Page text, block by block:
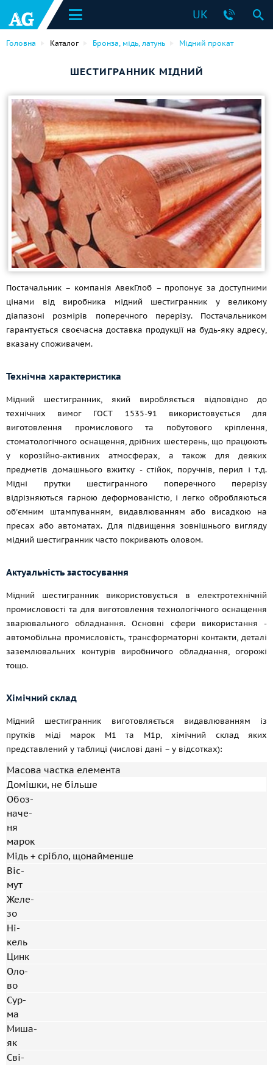
UK
Головна Каталог Бронза, мідь, латунь Мідний прокат
ШЕСТИГРАННИК МІДНИЙ
Постачальник – компанія АвекГлоб – пропонує за доступними
цінами від виробника мідний шестигранник у великому
діапазоні розмірів поперечного перерізу. Постачальником
гарантується своєчасна доставка продукції на будь-яку адресу,
вказану споживачем.
Технічна характеристика
Мідний шестигранник, який виробляється відповідно до
технічних вимог ГОСТ 1535-91 використовується для
виготовлення промислового та побутового кріплення,
стоматологічного оснащення, дрібних шестерень, що працюють
у корозійно-активних атмосферах, а також для деяких
предметів домашнього вжитку - стійок, поручнів, перил і т.д.
Мідні прутки шестигранного поперечного перерізу
відрізняються гарною деформованістю, і легко обробляються
об'ємним штампуванням, видавлюванням або висадкою на
пресах або автоматах. Для підвищення зовнішнього вигляду
мідний шестигранник часто покривають оловом.
Актуальність застосування
Мідний шестигранник використовується в електротехнічній
промисловості та для виготовлення технологічного оснащення
зварювального обладнання. Основні сфери використання -
автомобільна промисловість, трансформаторні контакти, деталі
заземлювальних контурів виробничого обладнання, огорожі
тощо.
Хімічний склад
Мідний шестигранник виготовляється видавлюванням із
прутків міді марок М1 та М1р, хімічний склад яких
представлений у таблиці (числові дані – у відсотках):
Масова частка елемента
Домішки, не більше
Обоз-
наче-
ня
марок
Мідь + срібло, щонайменше
Віс-
мут
Желе-
зо
Ні-
кель
Цинк
Оло-
во
Сур-
ма
Миша-
як
Сві-